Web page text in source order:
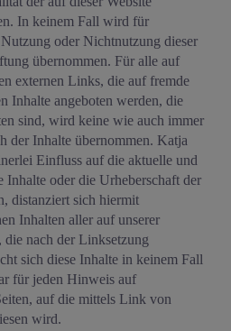
In keinem Fall wird für
oder Nichtnutzung dieser
übernommen. Für alle auf
externen Links, die auf fremde
Inhalte angeboten werden, die
sind, wird keine wie auch immer
der Inhalte übernommen. Katja
Einfluss auf die aktuelle und
Inhalte oder die Urheberschaft der
distanziert sich hiermit
Inhalten aller auf unserer
nach der Linksetzung
sich diese Inhalte in keinem Fall
für jeden Hinweis auf
auf die mittels Link von
wird.